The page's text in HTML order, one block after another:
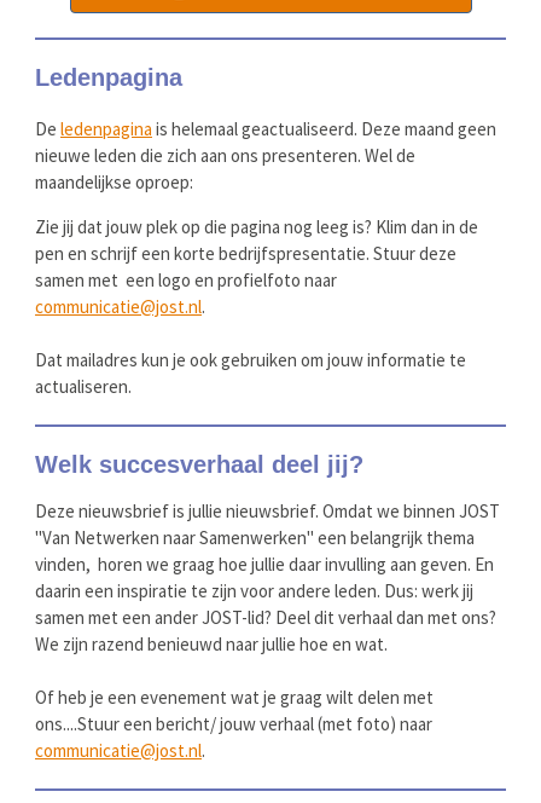
Ledenpagina
De ledenpagina is helemaal geactualiseerd. Deze maand geen
nieuwe leden die zich aan ons presenteren. Wel de
maandelijkse oproep:
Zie jij dat jouw plek op die pagina nog leeg is? Klim dan in de
pen en schrijf een korte bedrijfspresentatie. Stuur deze
samen met een logo en profielfoto naar
communicatie@jost.nl.
Dat mailadres kun je ook gebruiken om jouw informatie te
actualiseren.
Welk succesverhaal deel jij?
Deze nieuwsbrief is jullie nieuwsbrief. Omdat we binnen JOST
"Van Netwerken naar Samenwerken" een belangrijk thema
vinden, horen we graag hoe jullie daar invulling aan geven. En
daarin een inspiratie te zijn voor andere leden. Dus: werk jij
samen met een ander JOST-lid? Deel dit verhaal dan met ons?
We zijn razend benieuwd naar jullie hoe en wat.
Of heb je een evenement wat je graag wilt delen met
ons....Stuur een bericht/ jouw verhaal (met foto) naar
communicatie@jost.nl.